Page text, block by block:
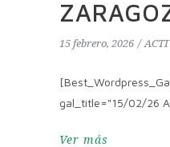
15 febrero, 2026
gal_title="15/02/26
Ver más